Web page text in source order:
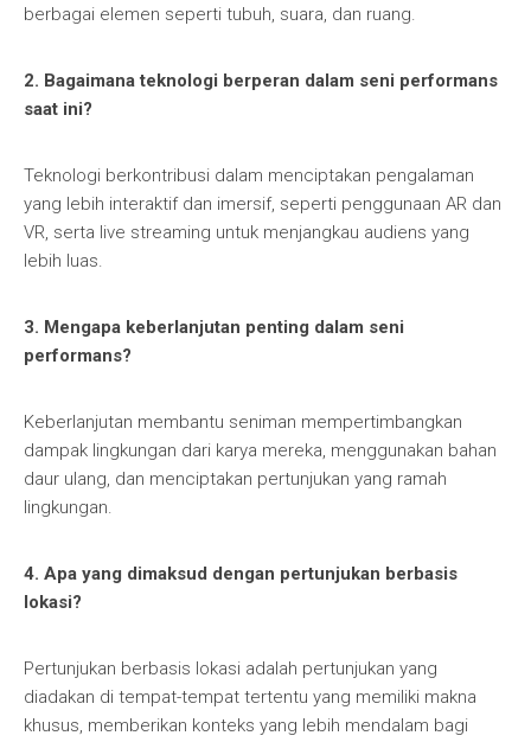
berbagai elemen seperti tubuh, suara, dan ruang.
2. Bagaimana teknologi berperan dalam seni performans
saat ini?
Teknologi berkontribusi dalam menciptakan pengalaman
yang lebih interaktif dan imersif, seperti penggunaan AR dan
VR, serta live streaming untuk menjangkau audiens yang
lebih luas.
3. Mengapa keberlanjutan penting dalam seni
performans?
Keberlanjutan membantu seniman mempertimbangkan
dampak lingkungan dari karya mereka, menggunakan bahan
daur ulang, dan menciptakan pertunjukan yang ramah
lingkungan.
4. Apa yang dimaksud dengan pertunjukan berbasis
lokasi?
Pertunjukan berbasis lokasi adalah pertunjukan yang
diadakan di tempat-tempat tertentu yang memiliki makna
khusus, memberikan konteks yang lebih mendalam bagi